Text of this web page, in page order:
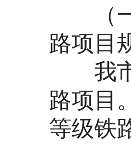
（一
路项目
我市
路项目
等级铁